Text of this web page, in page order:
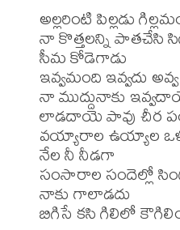
అల్లరింటి పిల్లడు
నా కొత్తలన్ని పాతచేసి
సీమ కోడెగాడు
ఇవ్వమంది ఇవ్వదు అవ్వ
నా ముద్దునాకు
లాడదాయె పావు చీర
వయ్యారాల ఉయ్యాల
నేల నీ నీడగా
సంసారాల సందెల్లో
నాకు గాలాడదు
బిగిసే కసి గిలిలో